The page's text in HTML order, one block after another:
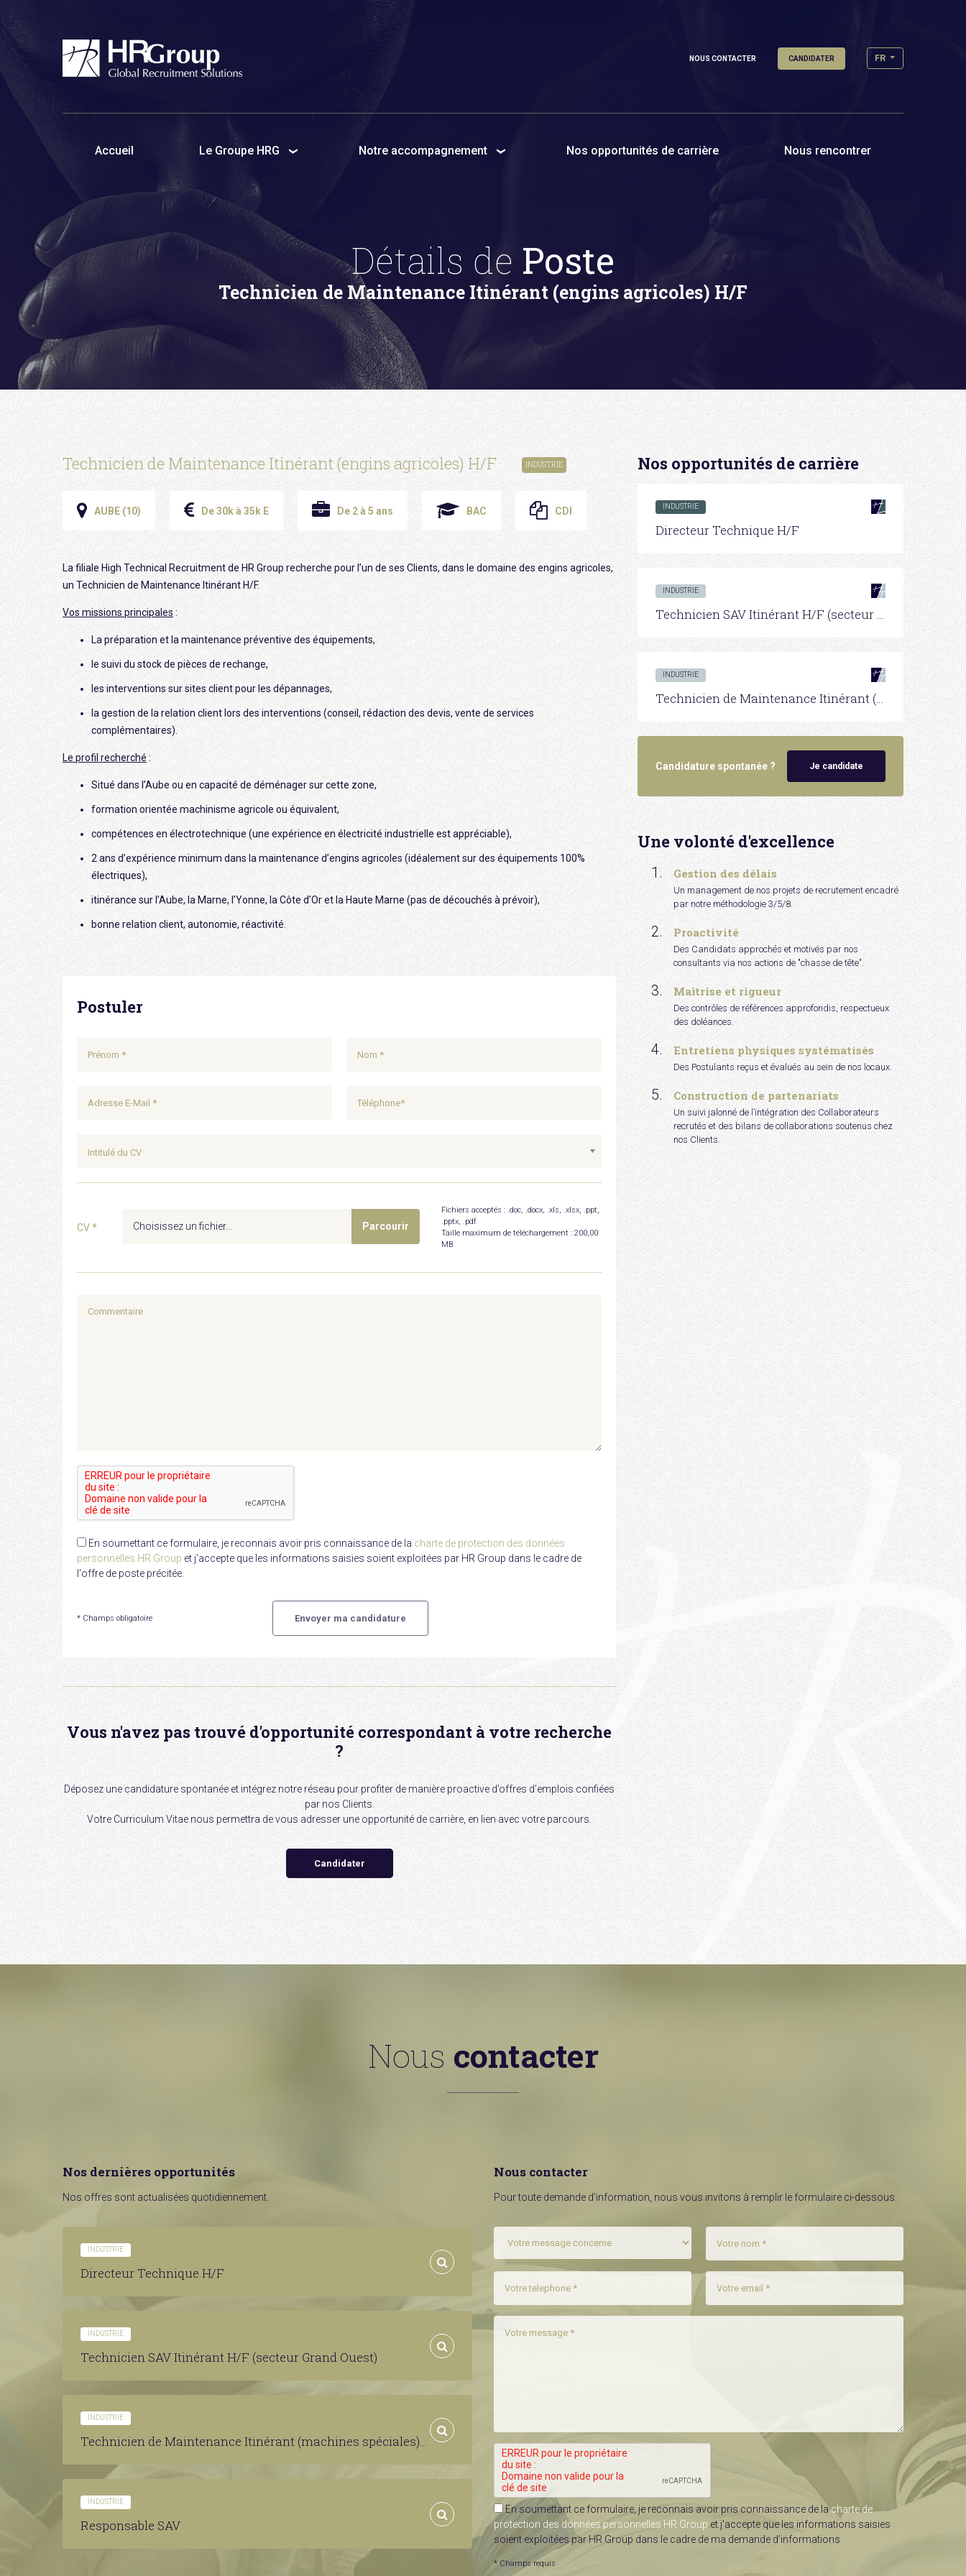
FR
NOUS CONTACTER CANDIDATER
Accueil Le Groupe HRG Notre accompagnement Nos opportunités de carrière Nous rencontrer
Détails de Poste
Technicien de Maintenance Itinérant (engins agricoles) H/F
Technicien de Maintenance Itinérant (engins agricoles) H/F INDUSTRIE
AUBE (10) De 30k à 35k E De 2 à 5 ans BAC CDI
La filiale High Technical Recruitment de HR Group recherche pour l’un de ses Clients, dans le domaine des engins agricoles,
un Technicien de Maintenance Itinérant H/F.
Vos missions principales :
La préparation et la maintenance préventive des équipements,
le suivi du stock de pièces de rechange,
les interventions sur sites client pour les dépannages,
la gestion de la relation client lors des interventions (conseil, rédaction des devis, vente de services
complémentaires).
Le profil recherché :
Situé dans l’Aube ou en capacité de déménager sur cette zone,
formation orientée machinisme agricole ou équivalent,
compétences en électrotechnique (une expérience en électricité industrielle est appréciable),
2 ans d’expérience minimum dans la maintenance d’engins agricoles (idéalement sur des équipements 100%
électriques),
itinérance sur l’Aube, la Marne, l’Yonne, la Côte d’Or et la Haute Marne (pas de découchés à prévoir),
bonne relation client, autonomie, réactivité.
Postuler
Intitulé du CV
CV *
Fichiers acceptés : .doc, .docx, .xls, .xlsx, .ppt,
.pptx, .pdf
Taille maximum de téléchargement : 200,00
MB
En soumettant ce formulaire, je reconnais avoir pris connaissance de la charte de protection des données
personnelles HR Group et j'accepte que les informations saisies soient exploitées par HR Group dans le cadre de
l'offre de poste précitée.
* Champs obligatoire
Vous n'avez pas trouvé d'opportunité correspondant à votre recherche
?
Déposez une candidature spontanée et intégrez notre réseau pour profiter de manière proactive d’offres d’emplois confiées
par nos Clients.
Votre Curriculum Vitae nous permettra de vous adresser une opportunité de carrière, en lien avec votre parcours.
Candidater
Nos opportunités de carrière
INDUSTRIE
Directeur Technique H/F
INDUSTRIE
Technicien SAV Itinérant H/F (secteur Grand Ouest)
INDUSTRIE
Technicien de Maintenance Itinérant (machines spéciales) H/F
Candidature spontanée ? Je candidate
Une volonté d'excellence
Gestion des délais
Un management de nos projets de recrutement encadré
par notre méthodologie 3/5/8.
Proactivité
Des Candidats approchés et motivés par nos
consultants via nos actions de "chasse de tête".
Maîtrise et rigueur
Des contrôles de références approfondis, respectueux
des doléances.
Entretiens physiques systématisés
Des Postulants reçus et évalués au sein de nos locaux.
Construction de partenariats
Un suivi jalonné de l’intégration des Collaborateurs
recrutés et des bilans de collaborations soutenus chez
nos Clients.
Nous contacter
Nos dernières opportunités
Nos offres sont actualisées quotidiennement.
INDUSTRIE
Directeur Technique H/F
INDUSTRIE
Technicien SAV Itinérant H/F (secteur Grand Ouest)
INDUSTRIE
Technicien de Maintenance Itinérant (machines spéciales) H/F
INDUSTRIE
Responsable SAV
Nous contacter
Pour toute demande d’information, nous vous invitons à remplir le formulaire ci-dessous.
En soumettant ce formulaire, je reconnais avoir pris connaissance de lacharte de
protection des données personnelles HR Group et j'accepte que les informations saisies
soient exploitées par HR Group dans le cadre de ma demande d’informations
* Champs requis